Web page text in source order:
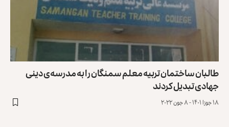
طالبان ساختمان تربیه معلم سمنگان را به مدرسه‌ی دینی
جهادی تبدیل کردند
۱۸ جوزا ۱۴۰۱ - ۸ جون ۲۰۲۲